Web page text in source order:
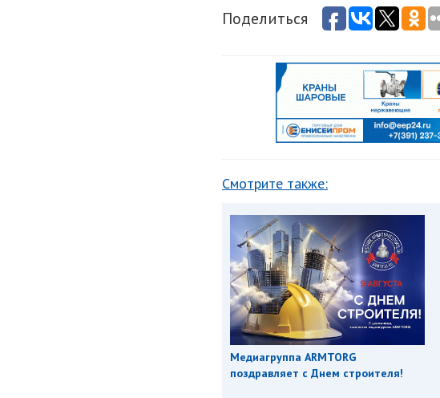
Поделиться
Смотрите также:
Медиагруппа ARMTORG
поздравляет с Днем строителя!